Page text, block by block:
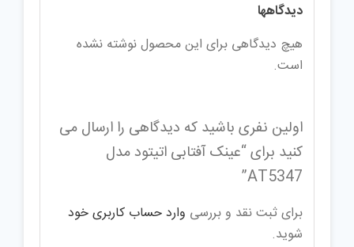
دیدگاهها
هیچ دیدگاهی برای این محصول نوشته نشده
است.
اولین نفری باشید که دیدگاهی را ارسال می
کنید برای “عینک آفتابی اتیتود مدل
AT5347”
برای ثبت نقد و بررسی وارد حساب کاربری خود
شوید.